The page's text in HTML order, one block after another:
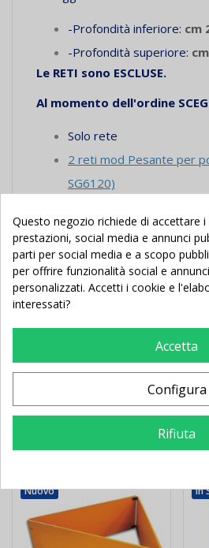
-Profondità inferiore: cm
-Profondità superiore:
Le RETI sono ESCLUSE.
Al momento dell'ordine
Solo rete
2 reti mod Pesante per
SG6120)
ribaltinaè consigliato.Al
selezionare:
Senza ribaltina
Ribaltina porte 6x2 ( art.
tecnica nella sezione
Potrebbe Anche
Nuovo In
Questo negozio richiede di accettare
prestazioni, social media e annunci
parti per social media e a scopo
per offrire funzionalità social e
personalizzati. Accetti i cookie e
interessati?
Accetta
Configura
Rifiuta